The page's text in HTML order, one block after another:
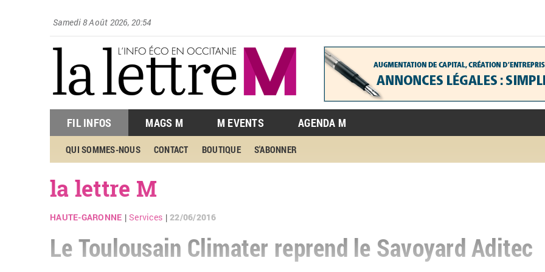
Samedi 8 Août 2026, 20:54
FIL INFOS MAGS M M EVENTS AGENDA M
QUI SOMMES-NOUS CONTACT BOUTIQUE S'ABONNER
la lettre M
HAUTE-GARONNE |Services |22/06/2016
Le Toulousain Climater reprend le Savoyard Aditec